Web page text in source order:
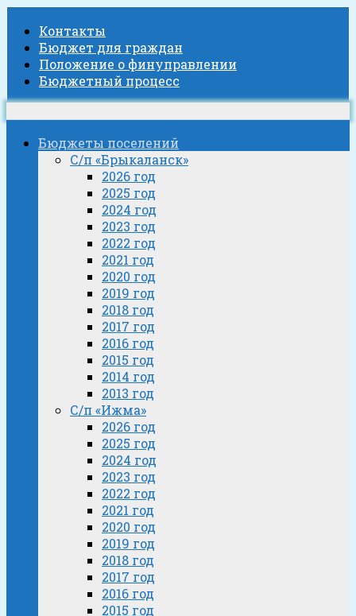
Контакты
Бюджет для граждан
Положение о финуправлении
Бюджетный процесс
Бюджеты поселений
С/п «Брыкаланск»
2026 год
2025 год
2024 год
2023 год
2022 год
2021 год
2020 год
2019 год
2018 год
2017 год
2016 год
2015 год
2014 год
2013 год
С/п «Ижма»
2026 год
2025 год
2024 год
2023 год
2022 год
2021 год
2020 год
2019 год
2018 год
2017 год
2016 год
2015 год